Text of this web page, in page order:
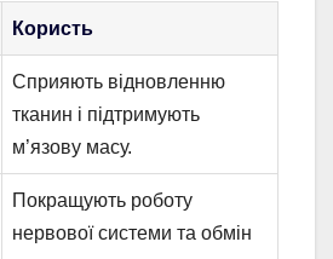
Користь
Сприяють відновленню
тканин і підтримують
м’язову масу.
Покращують роботу
нервової системи та обмін